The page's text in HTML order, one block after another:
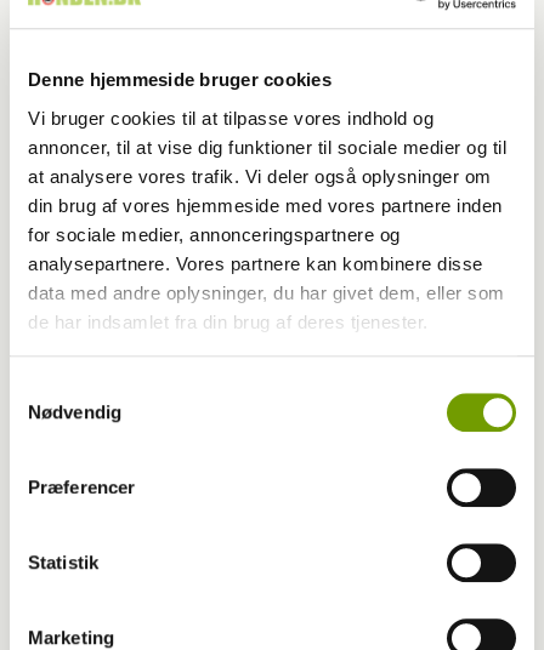
Denne hjemmeside bruger cookies
Vi bruger cookies til at tilpasse vores indhold og
annoncer, til at vise dig funktioner til sociale medier og til
at analysere vores trafik. Vi deler også oplysninger om
din brug af vores hjemmeside med vores partnere inden
for sociale medier, annonceringspartnere og
analysepartnere. Vores partnere kan kombinere disse
data med andre oplysninger, du har givet dem, eller som
de har indsamlet fra din brug af deres tjenester.
Nødvendig
Præferencer
Statistik
Marketing
Kosmo rapporterer fra sommerlandet